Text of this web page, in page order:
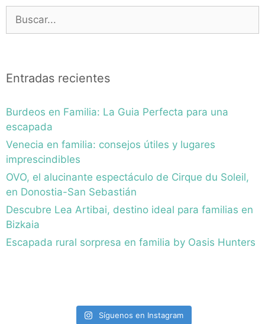
Buscar:
Entradas recientes
Burdeos en Familia: La Guia Perfecta para una
escapada
Venecia en familia: consejos útiles y lugares
imprescindibles
OVO, el alucinante espectáculo de Cirque du Soleil,
en Donostia-San Sebastián
Descubre Lea Artibai, destino ideal para familias en
Bizkaia
Escapada rural sorpresa en familia by Oasis Hunters
Síguenos en Instagram